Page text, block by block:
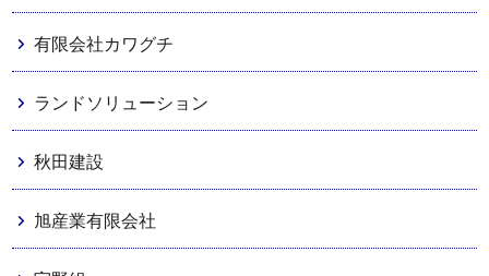
有限会社カワグチ
ランドソリューション
秋田建設
旭産業有限会社